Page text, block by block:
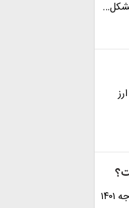
نایب رئیس مجلس شورای اسلامی گفت: دست دولت در لایحه بودجه ۱۴۰۱